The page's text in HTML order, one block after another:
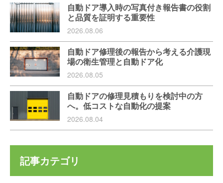
自動ドア導入時の写真付き報告書の役割
と品質を証明する重要性
2026.08.06
自動ドア修理後の報告から考える介護現
場の衛生管理と自動ドア化
2026.08.05
自動ドアの修理見積もりを検討中の方
へ。低コストな自動化の提案
2026.08.04
記事カテゴリ